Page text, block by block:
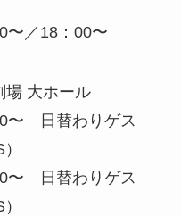
〜／18：00〜
場 大ホール
〜 日替わりゲス
〜 日替わりゲス